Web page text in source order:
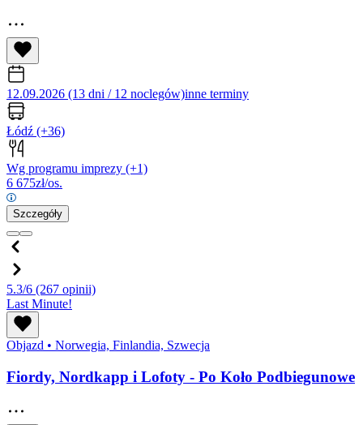
12.09.2026 (13 dni / 12 noclegów)inne terminy
Łódź (+36)
Wg programu imprezy (+1)
6 675zł/os.
Szczegóły
5.3/6 (267 opinii)
Last Minute!
Objazd • Norwegia, Finlandia, Szwecja
Fiordy, Nordkapp i Lofoty - Po Koło Podbiegunowe